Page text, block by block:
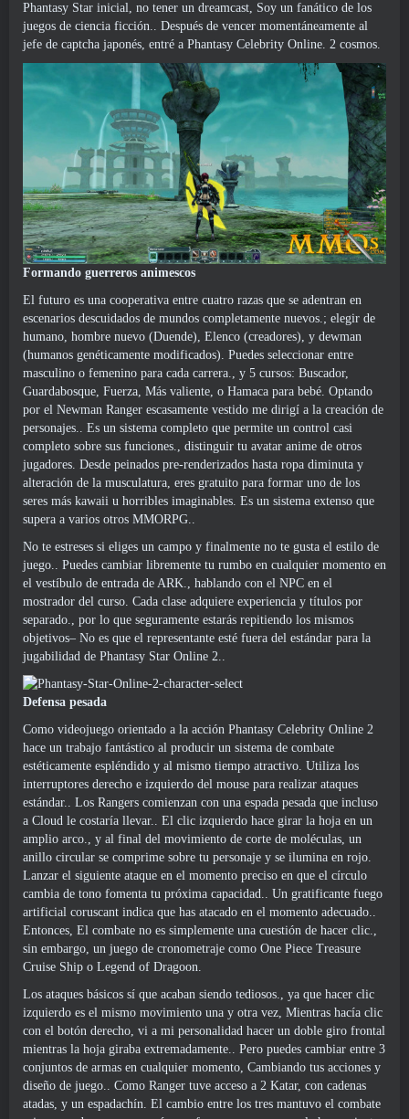
Phantasy Star inicial, no tener un dreamcast, Soy un fanático de los
juegos de ciencia ficción.. Después de vencer momentáneamente al
jefe de captcha japonés, entré a Phantasy Celebrity Online. 2 cosmos.
Formando guerreros animescos
El futuro es una cooperativa entre cuatro razas que se adentran en
escenarios descuidados de mundos completamente nuevos.; elegir de
humano, hombre nuevo (Duende), Elenco (creadores), y dewman
(humanos genéticamente modificados). Puedes seleccionar entre
masculino o femenino para cada carrera., y 5 cursos: Buscador,
Guardabosque, Fuerza, Más valiente, o Hamaca para bebé. Optando
por el Newman Ranger escasamente vestido me dirigí a la creación de
personajes.. Es un sistema completo que permite un control casi
completo sobre sus funciones., distinguir tu avatar anime de otros
jugadores. Desde peinados pre-renderizados hasta ropa diminuta y
alteración de la musculatura, eres gratuito para formar uno de los
seres más kawaii u horribles imaginables. Es un sistema extenso que
supera a varios otros MMORPG..
No te estreses si eliges un campo y finalmente no te gusta el estilo de
juego.. Puedes cambiar libremente tu rumbo en cualquier momento en
el vestíbulo de entrada de ARK., hablando con el NPC en el
mostrador del curso. Cada clase adquiere experiencia y títulos por
separado., por lo que seguramente estarás repitiendo los mismos
objetivos– No es que el representante esté fuera del estándar para la
jugabilidad de Phantasy Star Online 2..
Defensa pesada
Como videojuego orientado a la acción Phantasy Celebrity Online 2
hace un trabajo fantástico al producir un sistema de combate
estéticamente espléndido y al mismo tiempo atractivo. Utiliza los
interruptores derecho e izquierdo del mouse para realizar ataques
estándar.. Los Rangers comienzan con una espada pesada que incluso
a Cloud le costaría llevar.. El clic izquierdo hace girar la hoja en un
amplio arco., y al final del movimiento de corte de moléculas, un
anillo circular se comprime sobre tu personaje y se ilumina en rojo.
Lanzar el siguiente ataque en el momento preciso en que el círculo
cambia de tono fomenta tu próxima capacidad.. Un gratificante fuego
artificial coruscant indica que has atacado en el momento adecuado..
Entonces, El combate no es simplemente una cuestión de hacer clic.,
sin embargo, un juego de cronometraje como One Piece Treasure
Cruise Ship o Legend of Dragoon.
Los ataques básicos sí que acaban siendo tediosos., ya que hacer clic
izquierdo es el mismo movimiento una y otra vez, Mientras hacía clic
con el botón derecho, vi a mi personalidad hacer un doble giro frontal
mientras la hoja giraba extremadamente.. Pero puedes cambiar entre 3
conjuntos de armas en cualquier momento, Cambiando tus acciones y
diseño de juego.. Como Ranger tuve acceso a 2 Katar, con cadenas
atadas, y un espadachín. El cambio entre los tres mantuvo el combate